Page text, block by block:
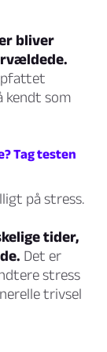
bliver
kendt som
Tag testen
på stress.
tider,
Det er
stress
trivsel